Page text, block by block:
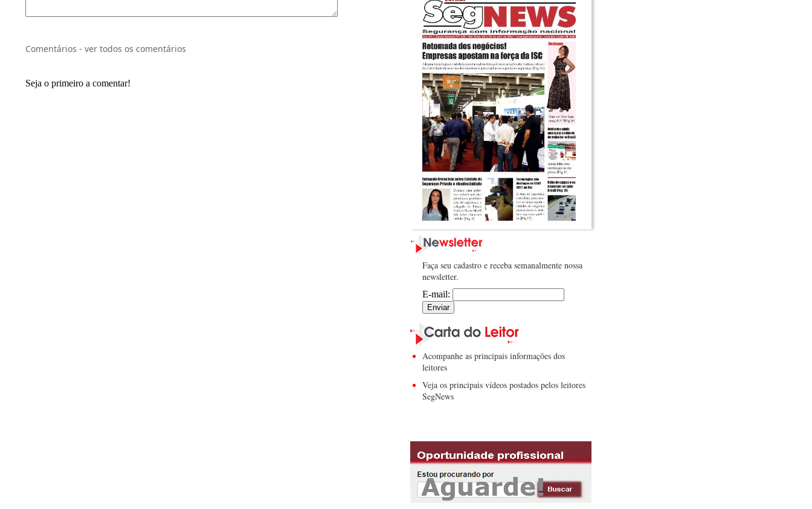
Comentários - ver todos os comentários
Seja o primeiro a comentar!
Faça seu cadastro e receba semanalmente nossa
newsletter.
E-mail:
Acompanhe as principais informações dos
leitores
Veja os principais vídeos postados pelos leitores
SegNews